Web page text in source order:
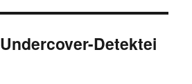
Undercover-Detektei